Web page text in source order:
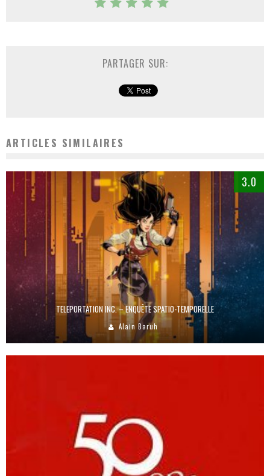
PARTAGER SUR:
ARTICLES SIMILAIRES
3.0
TELEPORTATION INC. – ENQUÊTE SPATIO-TEMPORELLE
Alain Baruh